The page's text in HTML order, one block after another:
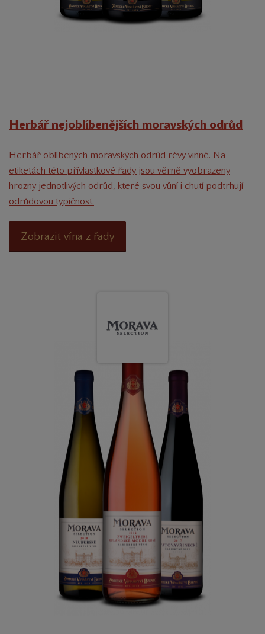
Herbář nejoblíbenějších moravských odrůd
Herbář oblíbených moravských odrůd révy vinné. Na
etiketách této přívlastkové řady jsou věrně vyobrazeny
hrozny jednotlivých odrůd, které svou vůní i chutí podtrhují
odrůdovou typičnost.
Zobrazit vína z řady